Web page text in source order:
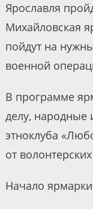
Ярославля
Михайловская
пойдут на
военной
В программе
делу, народные
этноклуба
от
Начало